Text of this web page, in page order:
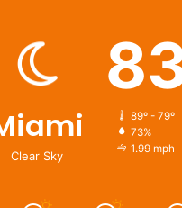
Clear Sky
89º - 79º
73%
1.99 mph